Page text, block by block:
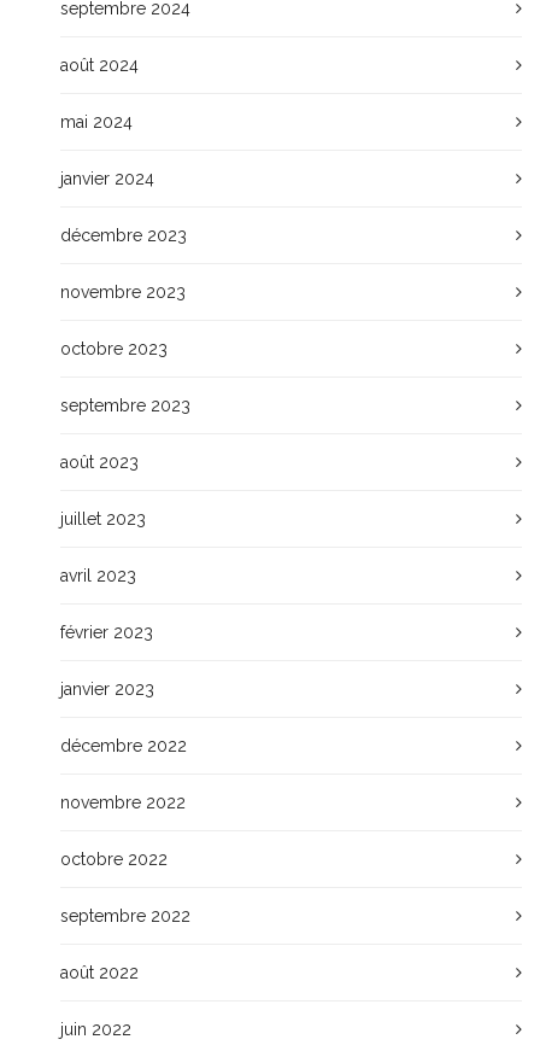
septembre 2024
août 2024
mai 2024
janvier 2024
décembre 2023
novembre 2023
octobre 2023
septembre 2023
août 2023
juillet 2023
avril 2023
février 2023
janvier 2023
décembre 2022
novembre 2022
octobre 2022
septembre 2022
août 2022
juin 2022